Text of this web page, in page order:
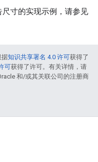
寸的实现示例，请参见
据知识共享署名 4.0 许可获得了
可获得了许可。有关详情，请
和/或其关联公司的注册商